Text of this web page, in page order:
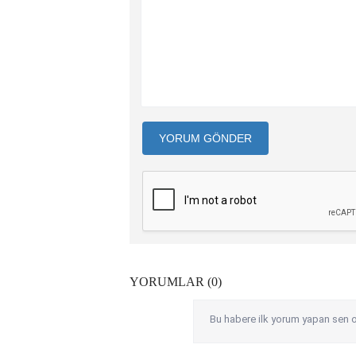
YORUM GÖNDER
YORUMLAR (0)
Bu habere ilk yorum yapan sen